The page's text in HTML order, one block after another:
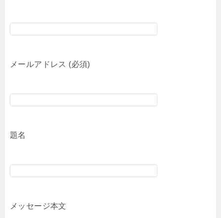
メールアドレス (必須)
題名
メッセージ本文